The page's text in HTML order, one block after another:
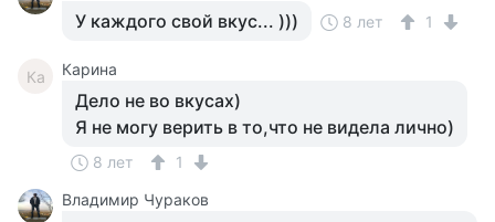
У каждого свой вкус... ))) 8 лет 1
Ка Карина
Дело не во вкусах)
Я не могу верить в то,что не видела лично)
8 лет
1
Владимир Чураков